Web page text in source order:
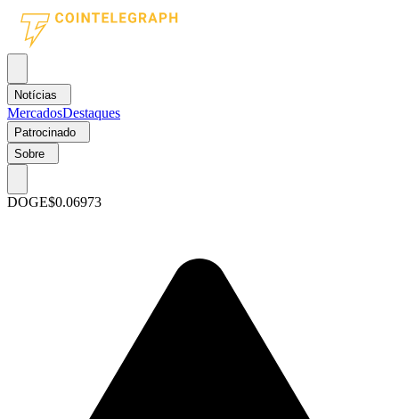
Notícias
MercadosDestaques
Patrocinado
Sobre
DOGE$0.06973